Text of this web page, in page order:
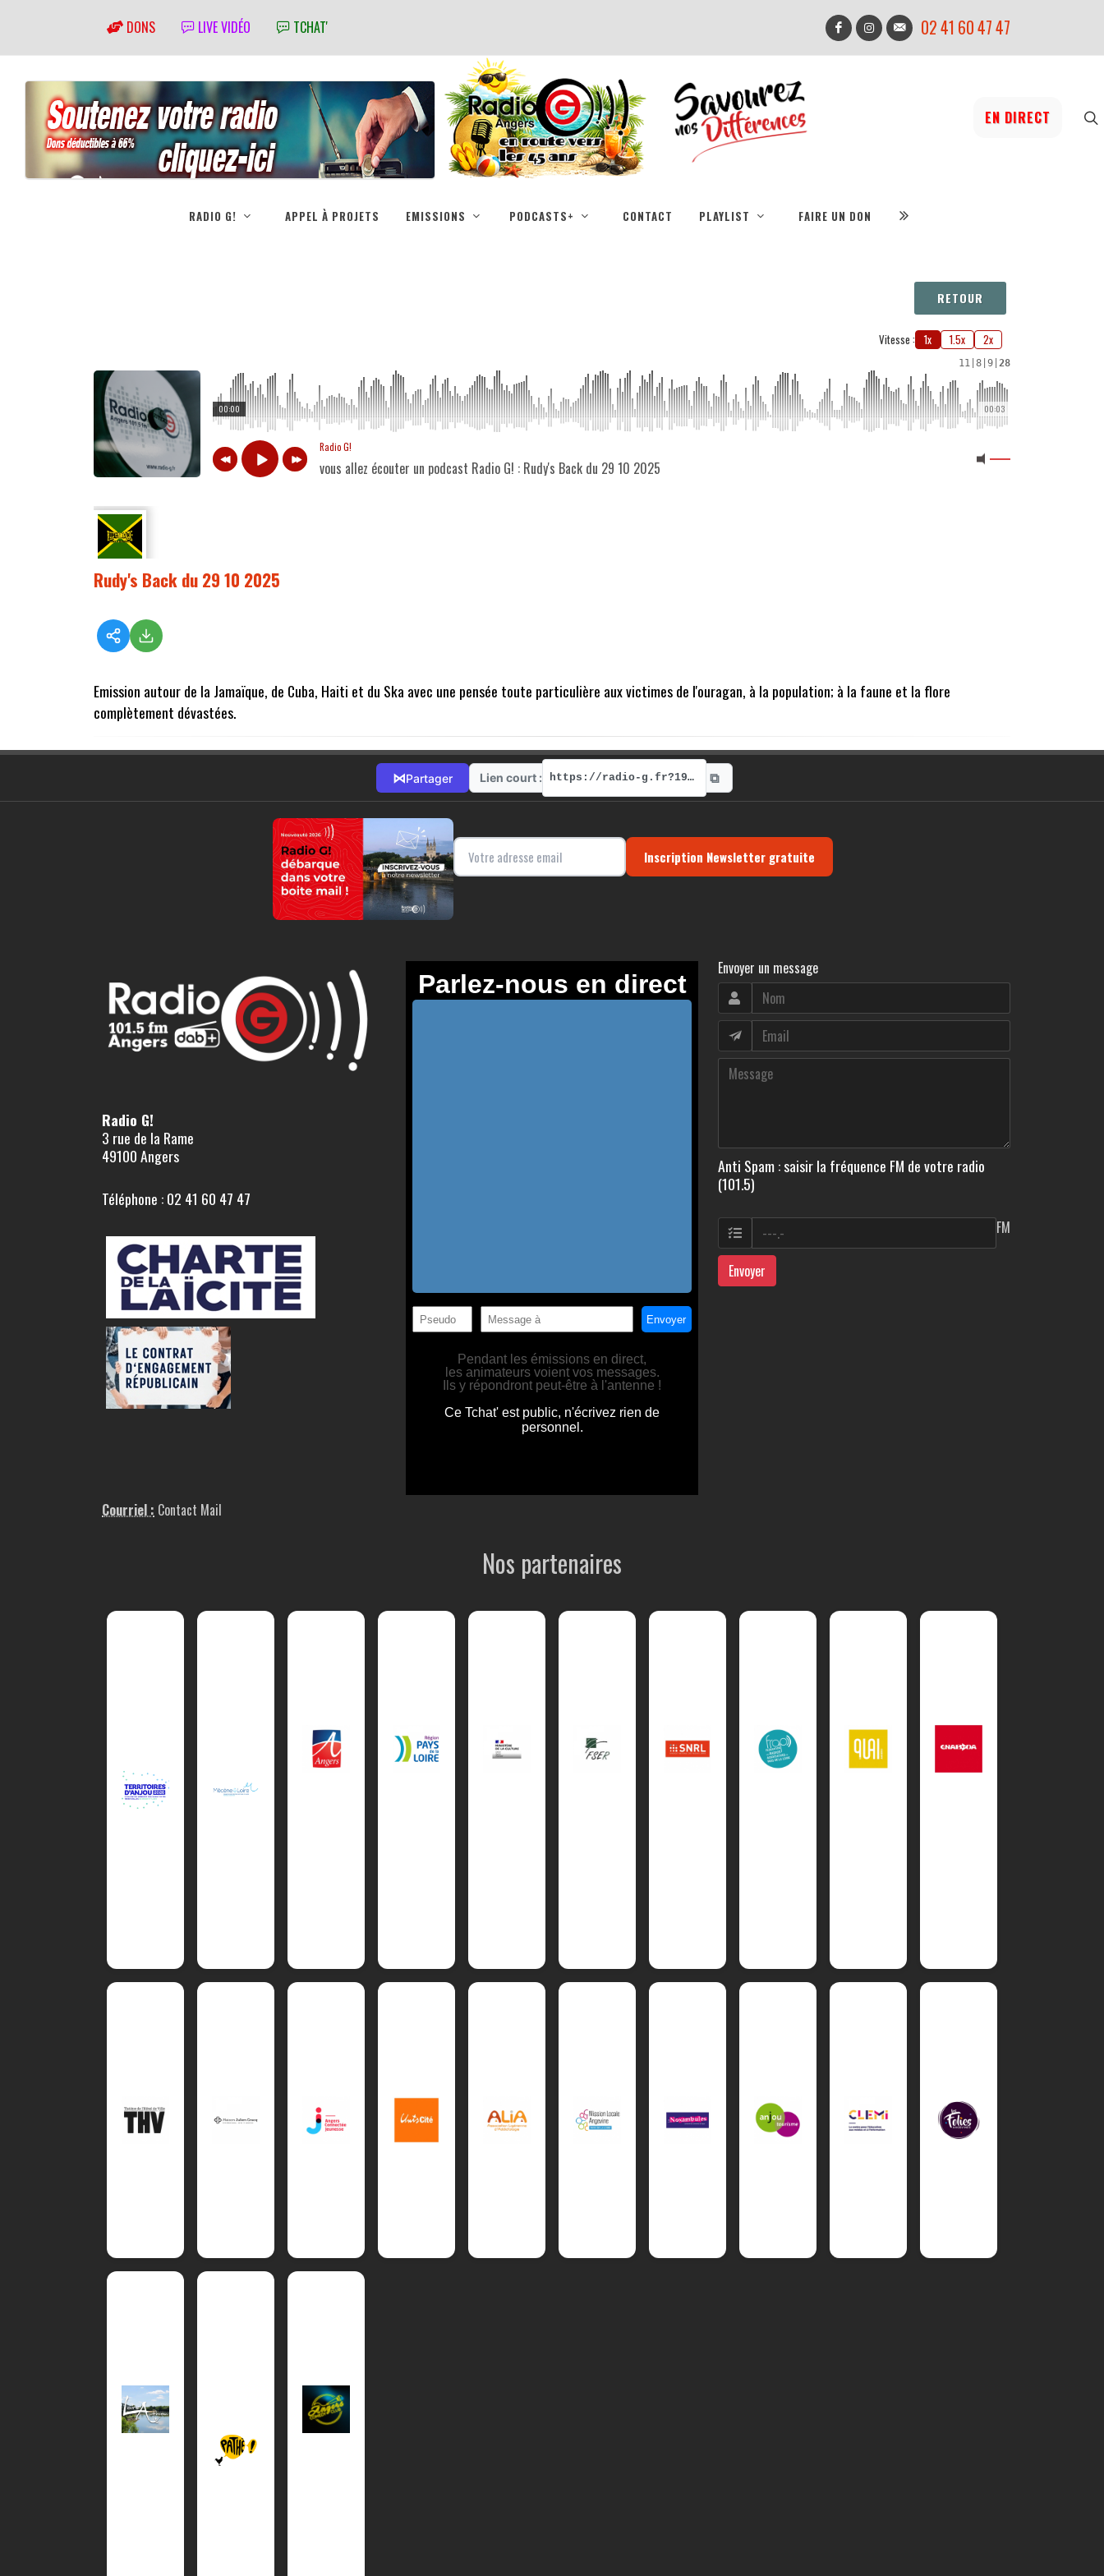
DONS LIVE VIDÉO TCHAT' 02 41 60 47 47
EN DIRECT
RADIO G! APPEL À PROJETS EMISSIONS PODCASTS+ CONTACT PLAYLIST FAIRE UN DON
RETOUR
Vitesse : 1x 1.5x 2x
11 8 9 28
00:03
00:00
Radio G!
vous allez écouter un podcast Radio G! : Rudy's Back du 29 10 2025
Rudy's Back du 29 10 2025
Emission autour de la Jamaïque, de Cuba, Haiti et du Ska avec une pensée toute particulière aux victimes de l'ouragan, à la population; à la faune et la flore
complètement dévastées.
⋈Partager Lien court : https://radio-g.fr?19026 ⧉
Inscription Newsletter gratuite
Radio G!
3 rue de la Rame
49100 Angers
Téléphone : 02 41 60 47 47
Courriel : Contact Mail
Envoyer un message
Anti Spam : saisir la fréquence FM de votre radio
(101.5)
FM
Envoyer
Nos partenaires